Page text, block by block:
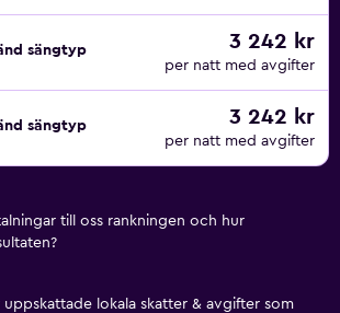
sängtyp 3 242 kr
per natt med avgifter
sängtyp 3 242 kr
per natt med avgifter
till oss rankningen och hur
uppskattade lokala skatter & avgifter som